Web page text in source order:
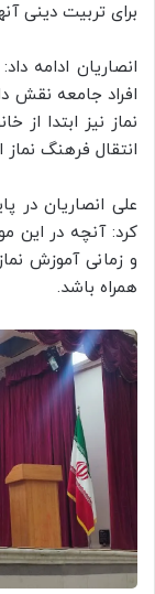
برای تربیت دینی
انصاریان ادامه
افراد جامعه نقش
نماز نیز ابتدا
انتقال فرهنگ
علی انصاریان در
کرد: آنچه در این
و زمانی آموزش
همراه باشد.